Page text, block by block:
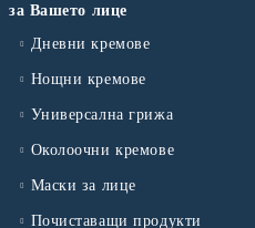
за Вашето лице
Дневни кремове
Нощни кремове
Универсална грижа
Околоочни кремове
Маски за лице
Почиставащи продукти